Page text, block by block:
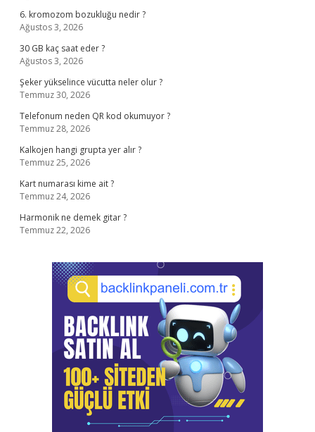
6. kromozom bozukluğu nedir ?
Ağustos 3, 2026
30 GB kaç saat eder ?
Ağustos 3, 2026
Şeker yükselince vücutta neler olur ?
Temmuz 30, 2026
Telefonum neden QR kod okumuyor ?
Temmuz 28, 2026
Kalkojen hangi grupta yer alır ?
Temmuz 25, 2026
Kart numarası kime ait ?
Temmuz 24, 2026
Harmonik ne demek gitar ?
Temmuz 22, 2026